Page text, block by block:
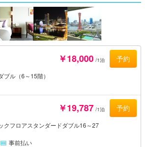
￥18,000 /1泊 予約
ブル（6～15階）
￥19,787 /1泊 予約
クフロアスタンダードダブル16～27
事前払い